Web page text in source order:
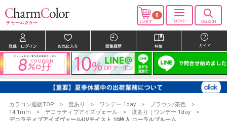
0
カラコン通販TOP 度あり ワンデー 1day
ブラウン/茶色
14.1mm
デコラティブアイズヴェール
度あり｜ワンデー 1day